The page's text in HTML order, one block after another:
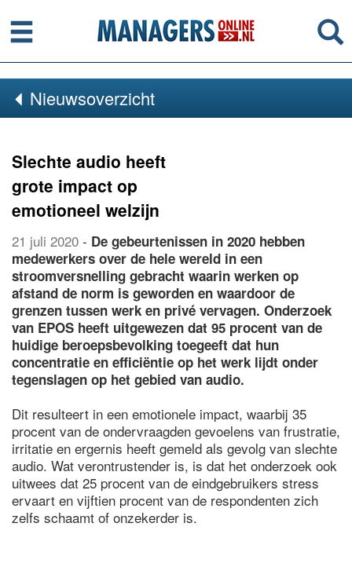
Menu
Nieuwsoverzicht
Slechte audio heeft
grote impact op
emotioneel welzijn
21 juli 2020 - De gebeurtenissen in 2020 hebben
medewerkers over de hele wereld in een
stroomversnelling gebracht waarin werken op
afstand de norm is geworden en waardoor de
grenzen tussen werk en privé vervagen. Onderzoek
van EPOS heeft uitgewezen dat 95 procent van de
huidige beroepsbevolking toegeeft dat hun
concentratie en efficiëntie op het werk lijdt onder
tegenslagen op het gebied van audio.
Dit resulteert in een emotionele impact, waarbij 35
procent van de ondervraagden gevoelens van frustratie,
irritatie en ergernis heeft gemeld als gevolg van slechte
audio. Wat verontrustender is, is dat het onderzoek ook
uitwees dat 25 procent van de eindgebruikers stress
ervaart en vijftien procent van de respondenten zich
zelfs schaamt of onzekerder is.